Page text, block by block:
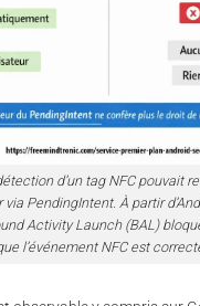
d’un tag NFC pouvait
PendingIntent. À partir
Activity Launch (BAL)
l’événement NFC est